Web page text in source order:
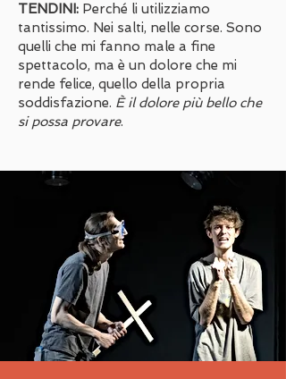
TENDINI: Perché li utilizziamo
tantissimo. Nei salti, nelle corse. Sono
quelli che mi fanno male a fine
spettacolo, ma è un dolore che mi
rende felice, quello della propria
soddisfazione. È il dolore più bello che
si possa provare.